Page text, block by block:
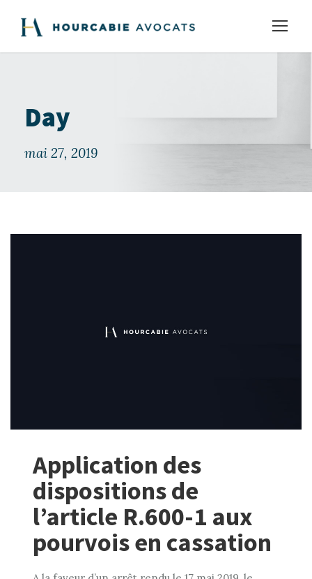
Day
mai 27, 2019
Application des
dispositions de
l’article R.600-1 aux
pourvois en cassation